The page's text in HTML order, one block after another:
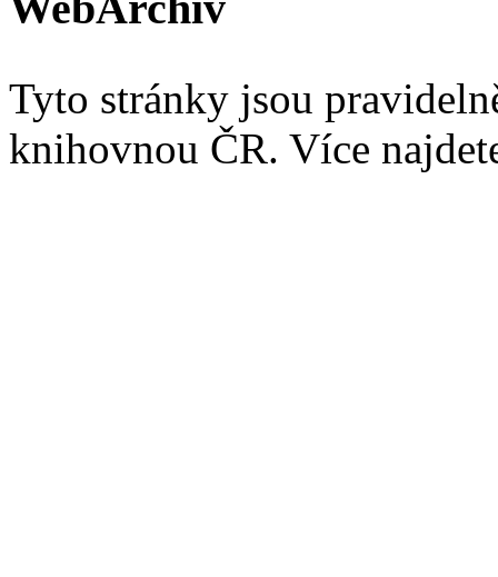
Tyto stránky jsou
knihovnou ČR. Více